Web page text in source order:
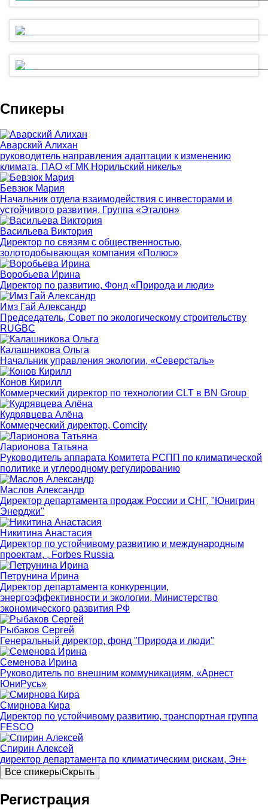
Форум экологического благополучия
Сессия 1. Климатическая адаптация: отвечая на вызовы времени
Сессия 2. «Зеленая недвижимость»: выгода для девелопера и
Спикеры
Аварский Алихан
руководитель направления адаптации к изменению
климата, ПАО «ГМК Норильский никель»
Бевзюк Мария
Начальник отдела взаимодействия с инвесторами и
устойчивого развития, Группа «Эталон»
Васильева Виктория
Директор по связям с общественностью,
золотодобывающая компания «Полюс»
Воробьева Ирина
Директор по развитию, Фонд «Природа и люди»
Имз Гай Александр
Председатель, Совет по экологическому строительству
RUGBC
Калашникова Ольга
Начальник управления экологии, «Северсталь»
Конов Кирилл
Коммерческий директор по технологии CLT в BN Group
Кудрявцева Алёна
Коммерческий директор, Comcity
Ларионова Татьяна
Руководитель аппарата Комитета РСПП по климатической
политике и углеродному регулированию
Маслов Александр
Директор департамента продаж России и СНГ, "Юнигрин
Энерджи"
Никитина Анастасия
Директор по устойчивому развитию и международным
проектам, , Forbes Russia
Петрунина Ирина
Директор департамента конкуренции,
энергоэффективности и экологии, Министерство
экономического развития РФ
Рыбаков Сергей
Генеральный директор, фонд "Природа и люди"
Семенова Ирина
Руководитель по внешним коммуникациям, «Арнест
ЮниРусь»
Смирнова Кира
Директор по устойчивому развитию, транспортная группа
FESCO
Спирин Алексей
директор департамента по климатическим рискам, Эн+
Все спикерыСкрыть
Регистрация